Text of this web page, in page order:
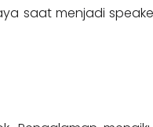
saat menjadi